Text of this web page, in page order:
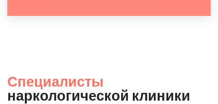
Специалисты
наркологической клиники